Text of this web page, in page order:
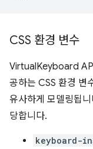
CSS 환경 변수
VirtualKeyboard
공하는 CSS 환경 변
유사하게 모델링됩
당합니다.
keyboard-